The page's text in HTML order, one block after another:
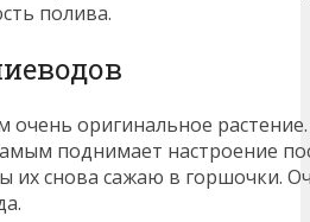
полива.
очень оригинальное
поднимает настроение
их снова сажаю в горшочки.